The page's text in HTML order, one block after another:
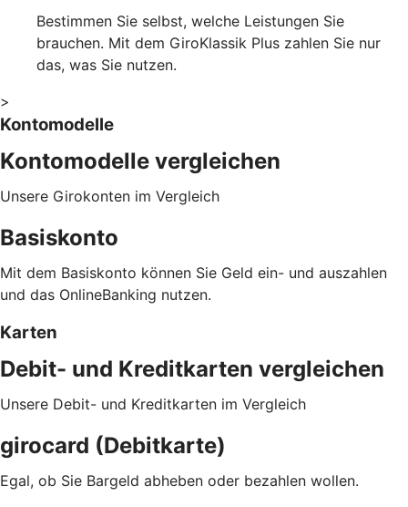
Bestimmen Sie selbst, welche Leistungen Sie
brauchen. Mit dem GiroKlassik Plus zahlen Sie nur
das, was Sie nutzen.
>
Kontomodelle
Kontomodelle vergleichen
Unsere Girokonten im Vergleich
Basiskonto
Mit dem Basiskonto können Sie Geld ein- und auszahlen
und das OnlineBanking nutzen.
Karten
Debit- und Kreditkarten vergleichen
Unsere Debit- und Kreditkarten im Vergleich
girocard (Debitkarte)
Egal, ob Sie Bargeld abheben oder bezahlen wollen.